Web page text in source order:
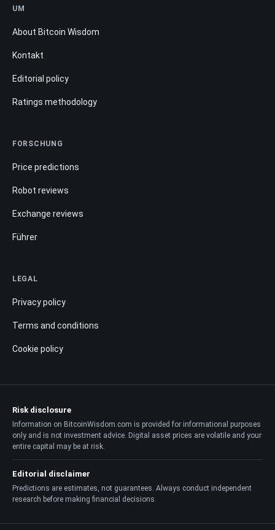
UM
About Bitcoin Wisdom
Kontakt
Editorial policy
Ratings methodology
FORSCHUNG
Price predictions
Robot reviews
Exchange reviews
Führer
LEGAL
Privacy policy
Terms and conditions
Cookie policy
Risk disclosure
Information on BitcoinWisdom.com is provided for informational purposes
only and is not investment advice. Digital asset prices are volatile and your
entire capital may be at risk.
Editorial disclaimer
Predictions are estimates, not guarantees. Always conduct independent
research before making financial decisions.